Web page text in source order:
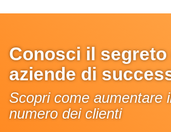
Conosci il segreto
aziende di
Scopri come aumentare
numero dei clienti